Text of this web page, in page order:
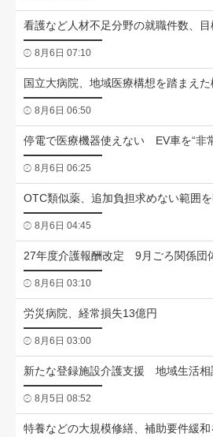
看護など人材不足分野の就職件数、目
8月6日 07:10
国立大病院、地域医療構想を踏まえ
8月6日 06:50
停電で医療機器使えない EV車を“非
8月6日 06:25
OTC類似薬、追加負担求めない範囲
8月6日 04:45
27年度介護報酬改定 9月ごろ関係団
8月6日 03:10
労災病院、経常損失13億円
8月6日 03:00
新たな登録施設介護支援 地域生活相
8月5日 08:52
特養などの大規模修繕、補助要件緩